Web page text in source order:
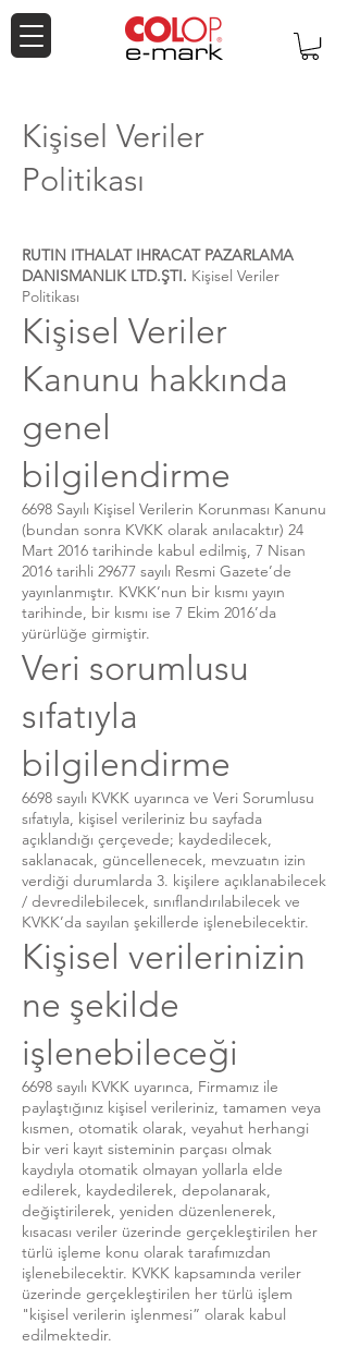
Kişisel Veriler
Politikası
RUTIN ITHALAT IHRACAT PAZARLAMA
DANISMANLIK LTD.ŞTI. Kişisel Veriler
Politikası
Kişisel Veriler
Kanunu hakkında
genel
bilgilendirme
6698 Sayılı Kişisel Verilerin Korunması Kanunu
(bundan sonra KVKK olarak anılacaktır) 24
Mart 2016 tarihinde kabul edilmiş, 7 Nisan
2016 tarihli 29677 sayılı Resmi Gazete’de
yayınlanmıştır. KVKK’nun bir kısmı yayın
tarihinde, bir kısmı ise 7 Ekim 2016’da
yürürlüğe girmiştir.
Veri sorumlusu
sıfatıyla
bilgilendirme
6698 sayılı KVKK uyarınca ve Veri Sorumlusu
sıfatıyla, kişisel verileriniz bu sayfada
açıklandığı çerçevede; kaydedilecek,
saklanacak, güncellenecek, mevzuatın izin
verdiği durumlarda 3. kişilere açıklanabilecek
/ devredilebilecek, sınıflandırılabilecek ve
KVKK’da sayılan şekillerde işlenebilecektir.
Kişisel verilerinizin
ne şekilde
işlenebileceği
6698 sayılı KVKK uyarınca, Firmamız ile
paylaştığınız kişisel verileriniz, tamamen veya
kısmen, otomatik olarak, veyahut herhangi
bir veri kayıt sisteminin parçası olmak
kaydıyla otomatik olmayan yollarla elde
edilerek, kaydedilerek, depolanarak,
değiştirilerek, yeniden düzenlenerek,
kısacası veriler üzerinde gerçekleştirilen her
türlü işleme konu olarak tarafımızdan
işlenebilecektir. KVKK kapsamında veriler
üzerinde gerçekleştirilen her türlü işlem
"kişisel verilerin işlenmesi” olarak kabul
edilmektedir.